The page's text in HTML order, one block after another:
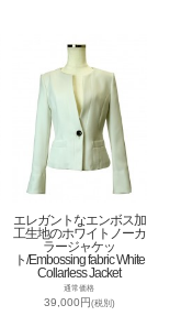
エレガントなエンボス加
工生地のホワイトノーカ
ラージャケッ
ト/Embossing fabric White
Collarless Jacket
通常価格
39,000円(税別)